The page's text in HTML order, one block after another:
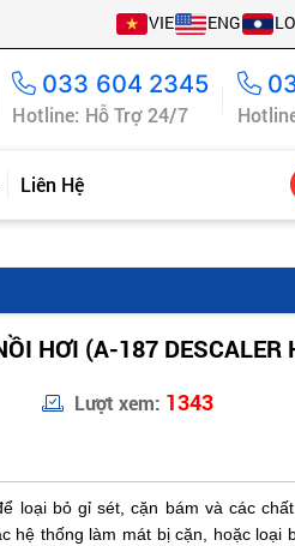
VIE ENG
033 604 2345
Hotline: Hỗ Trợ 24/7
Liên Hệ
HƠI (A-187 DESCALER
Lượt xem: 1343
loại bỏ gỉ sét, cặn bám và các
hệ thống làm mát bị cặn, hoặc loại